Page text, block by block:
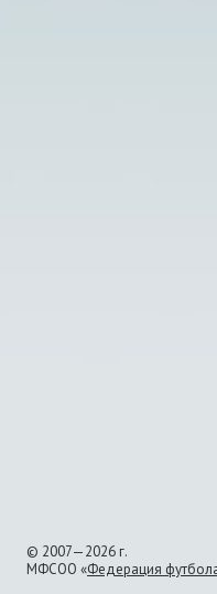
© 2007—2026 г.
МФСОО «Федерация